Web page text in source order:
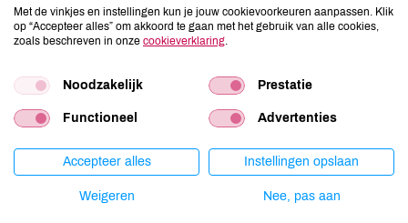
Selderij
niet aanwezig
Sesam
niet aanwezig
Vis
niet aanwezig
Weekdieren
niet aanwezig
Zwaveldioxide / sulfieten
niet aanwezig
Met de vinkjes en instellingen kun je jouw cookievoorkeuren aanpassen. Klik
op “Accepteer alles” om akkoord te gaan met het gebruik van alle cookies,
zoals beschreven in onze cookieverklaring
Noodzakelijk Prestatie
Functioneel Advertenties
Accepteer alles Instellingen opslaan
Weigeren Nee, pas aan